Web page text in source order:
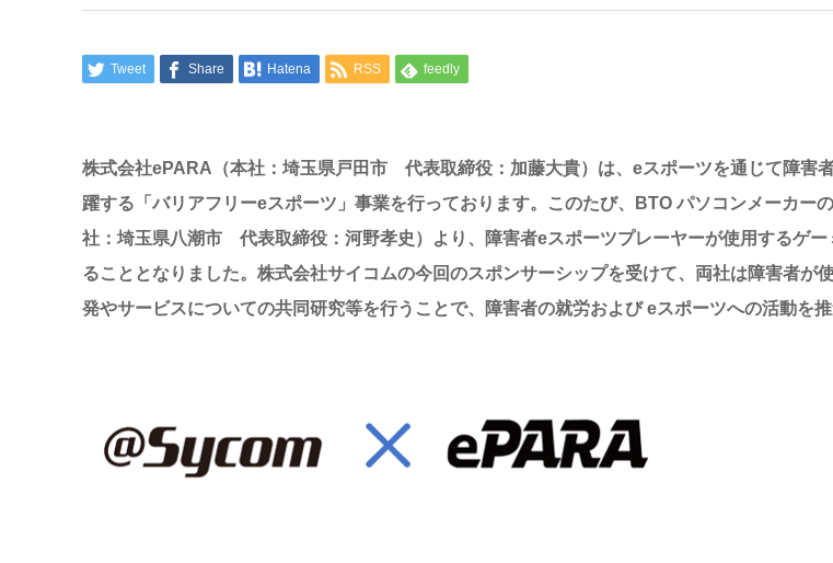
Tweet Share Hatena RSS feedly
株式会社ePARA（本社：埼玉県戸田市 代表取締役：加藤大貴）は、eスポーツを通じて障害
躍する「バリアフリーeスポーツ」事業を行っております。このたび、BTO パソコンメーカー
社：埼玉県八潮市 代表取締役：河野孝史）より、障害者eスポーツプレーヤーが使用するゲー
ることとなりました。株式会社サイコムの今回のスポンサーシップを受けて、両社は障害者が
発やサービスについての共同研究等を行うことで、障害者の就労および eスポーツへの活動を推